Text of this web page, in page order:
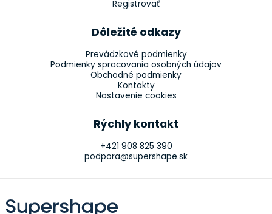
Registrovať
Dôležité odkazy
Prevádzkové podmienky
Podmienky spracovania osobných údajov
Obchodné podmienky
Kontakty
Nastavenie cookies
Rýchly kontakt
+421 908 825 390
podpora@supershape.sk